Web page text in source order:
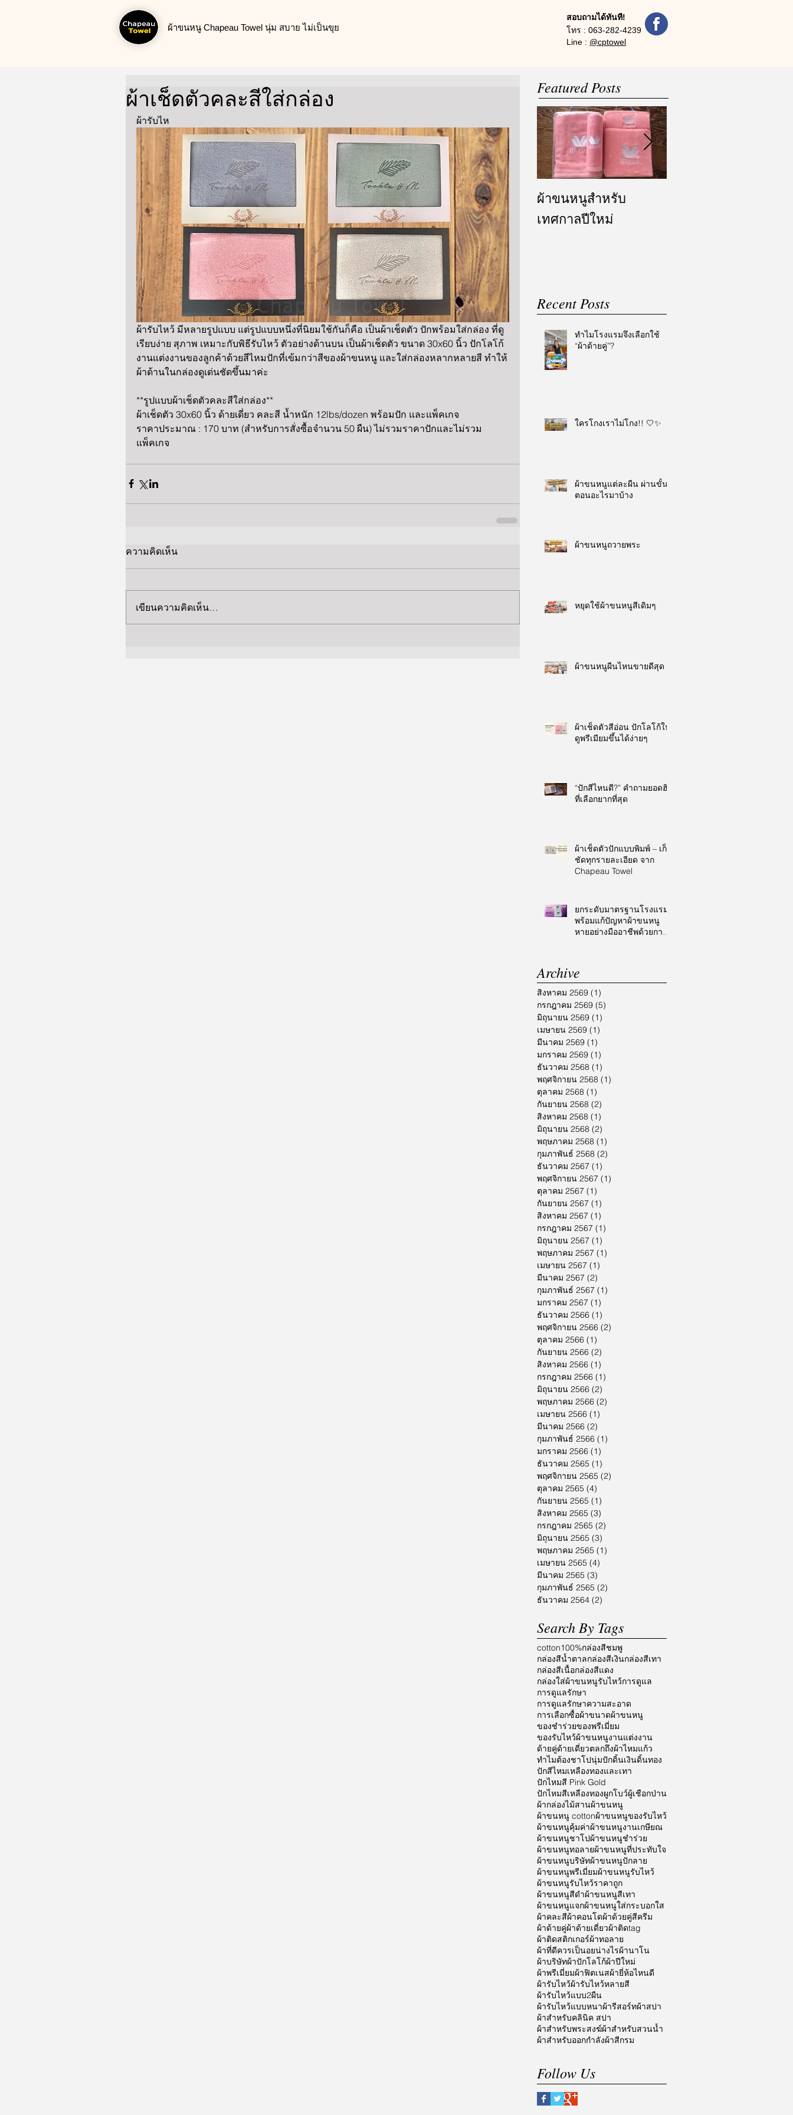
ผ้าขนหนู Chapeau Towel นุ่ม สบาย ไม่เป็นขุย
สอบถามได้ทันที!
โทร : 063-282-4239
Line : @cptowel
ผ้าเช็ดตัวคละสีใส่กล่อง
ผ้ารับไห
ผ้ารับไหว้ มีหลายรูปแบบ แต่รูปแบบหนึ่งที่นิยมใช้กันก็คือ เป็นผ้าเช็ดตัว ปักพร้อมใส่กล่อง ที่ดู
เรียบง่าย สุภาพ เหมาะกับพิธีรับไหว้ ตัวอย่างด้านบน เป็นผ้าเช็ดตัว ขนาด 30x60 นิ้ว ปักโลโก้
งานแต่งงานของลูกค้าด้วยสีไหมปักที่เข้มกว่าสีของผ้าขนหนู และใส่กล่องหลากหลายสี ทำให้
ผ้าด้านในกล่องดูเด่นชัดขึ้นมาค่ะ
**รูปแบบผ้าเช็ดตัวคละสีใส่กล่อง**
ผ้าเช็ดตัว 30x60 นิ้ว ด้ายเดี่ยว คละสี น้ำหนัก 12lbs/dozen พร้อมปัก และแพ็คเกจ
ราคาประมาณ : 170 บาท (สำหรับการสั่งซื้อจำนวน 50 ผืน) ไม่รวมราคาปักและไม่รวม
แพ็คเกจ
ความคิดเห็น
เขียนความคิดเห็น…
Featured Posts
ผ้าขนหนูสำหรับ
เทศกาลปีใหม่
Recent Posts
ทำไมโรงแรมจึงเลือกใช้
“ผ้าด้ายคู่”?
ใครโกงเราไม่โกง!! 🤍✨
ผ้าขนหนูแต่ละผืน ผ่านขั้น
ตอนอะไรมาบ้าง
ผ้าขนหนูถวายพระ
หยุดใช้ผ้าขนหนูสีเดิมๆ
ผ้าขนหนูผืนไหนขายดีสุด
ผ้าเช็ดตัวสีอ่อน ปักโลโก้ให้
ดูพรีเมียมขึ้นได้ง่ายๆ
“ปักสีไหนดี?” คำถามยอดฮิต
ที่เลือกยากที่สุด
ผ้าเช็ดตัวปักแบบพิมพ์ – เก็บ
ชัดทุกรายละเอียด จาก
Chapeau Towel
ยกระดับมาตรฐานโรงแรม
พร้อมแก้ปัญหาผ้าขนหนู
หายอย่างมืออาชีพด้วยการ
Archive
สิงหาคม 2569 (1)
กรกฎาคม 2569 (5)
มิถุนายน 2569 (1)
เมษายน 2569 (1)
มีนาคม 2569 (1)
มกราคม 2569 (1)
ธันวาคม 2568 (1)
พฤศจิกายน 2568 (1)
ตุลาคม 2568 (1)
กันยายน 2568 (2)
สิงหาคม 2568 (1)
มิถุนายน 2568 (2)
พฤษภาคม 2568 (1)
กุมภาพันธ์ 2568 (2)
ธันวาคม 2567 (1)
พฤศจิกายน 2567 (1)
ตุลาคม 2567 (1)
กันยายน 2567 (1)
สิงหาคม 2567 (1)
กรกฎาคม 2567 (1)
มิถุนายน 2567 (1)
พฤษภาคม 2567 (1)
เมษายน 2567 (1)
มีนาคม 2567 (2)
กุมภาพันธ์ 2567 (1)
มกราคม 2567 (1)
ธันวาคม 2566 (1)
พฤศจิกายน 2566 (2)
ตุลาคม 2566 (1)
กันยายน 2566 (2)
สิงหาคม 2566 (1)
กรกฎาคม 2566 (1)
มิถุนายน 2566 (2)
พฤษภาคม 2566 (2)
เมษายน 2566 (1)
มีนาคม 2566 (2)
กุมภาพันธ์ 2566 (1)
มกราคม 2566 (1)
ธันวาคม 2565 (1)
พฤศจิกายน 2565 (2)
ตุลาคม 2565 (4)
กันยายน 2565 (1)
สิงหาคม 2565 (3)
กรกฎาคม 2565 (2)
มิถุนายน 2565 (3)
พฤษภาคม 2565 (1)
เมษายน 2565 (4)
มีนาคม 2565 (3)
กุมภาพันธ์ 2565 (2)
ธันวาคม 2564 (2)
Search By Tags
cotton100%กล่องสีชมพู
กล่องสีน้ำตาลกล่องสีเงินกล่องสีเทา
กล่องสีเนื้อกล่องสีแดง
กล่องใส่ผ้าขนหนูรับไหว้การดูแล
การดูแลรักษา
การดูแลรักษาความสะอาด
การเลือกซื้อผ้าขนาดผ้าขนหนู
ของชำร่วยของพรีเมี่ยม
ของรับไหว้ผ้าขนหนูงานแต่งงาน
ด้ายคู่ด้ายเดี่ยวตลกถึงผ้าไหมแก้ว
ทำไมต้องชาโปนุ่มปักดิ้นเงินดิ้นทอง
ปักสีไหมเหลืองทองและเทา
ปักไหมสี Pink Gold
ปักไหมสีเหลืองทองผูกโบว์ผู้เชือกป่าน
ผ้ากล่องไม้สานผ้าขนหนู
ผ้าขนหนู cottonผ้าขนหนูของรับไหว้
ผ้าขนหนูคุ้มค่าผ้าขนหนูงานเกษียณ
ผ้าขนหนูชาโปผ้าขนหนูชำร่วย
ผ้าขนหนูทอลายผ้าขนหนูที่ประทับใจ
ผ้าขนหนูบริษัทผ้าขนหนูปักลาย
ผ้าขนหนูพรีเมี่ยมผ้าขนหนูรับไหว้
ผ้าขนหนูรับไหว้ราคาถูก
ผ้าขนหนูสีดำผ้าขนหนูสีเทา
ผ้าขนหนูแจกผ้าขนหนูใส่กระบอกใส
ผ้าคละสีผ้าคอนโดผ้าด้วยคู่สีครีม
ผ้าด้ายคู่ผ้าด้ายเดี่ยวผ้าติดtag
ผ้าติดสติกเกอร์ผ้าทอลาย
ผ้าที่ดีควรเป็นอยน่างไรผ้านาโน
ผ้าบริษัทผ้าปักโลโก้ผ้าปีใหม่
ผ้าพรีเมี่ยมผ้าฟิตเนสผ้ายี่ห้อไหนดี
ผ้ารับไหว้ผ้ารับไหว้หลายสี
ผ้ารับไหว้แบบ2ผืน
ผ้ารับไหว้แบบหนาผ้ารีสอร์ทผ้าสปา
ผ้าสำหรับคลินิค สปา
ผ้าสำหรับพระสงฆ์ผ้าสำหรับสวนน้ำ
ผ้าสำหรับออกกำลังผ้าสีกรม
Follow Us